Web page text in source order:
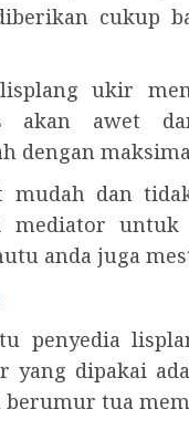
cukup
ukir
akan awet
dengan
mudah dan
untuk
anda juga
penyedia
yang dipakai
berumur tua